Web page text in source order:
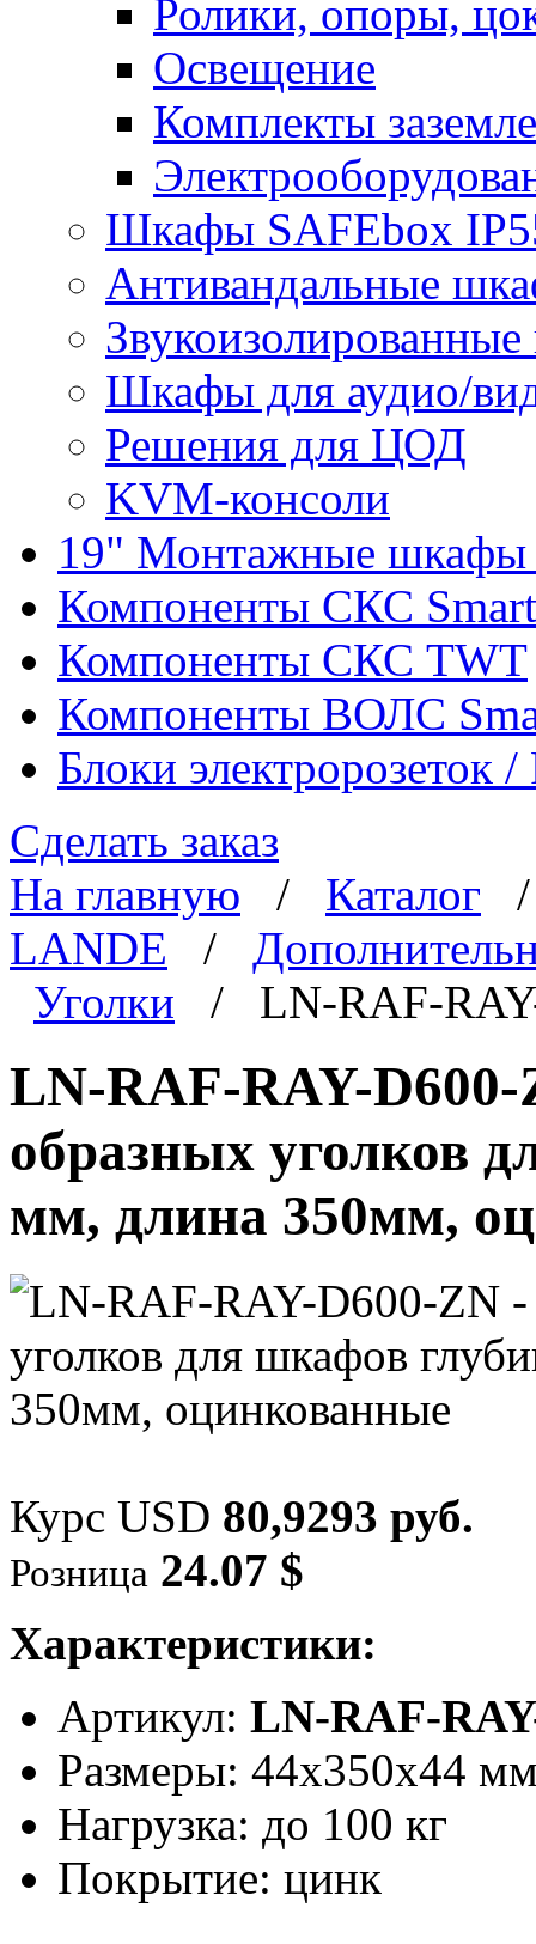
Ролики, опоры,
Освещение
Комплекты
Шкафы SAFEbox
Антивандальные
Шкафы для аудио/
Решения для ЦОД
KVM-консоли
19" Монтажные шкафы
Компоненты СКС
Компоненты СКС TWT
Компоненты ВОЛС
Блоки электророзеток
Сделать заказ
На главную / Каталог
LANDE /
Уголки / LN-RAF-
LN-RAF-RAY-
образных уголков
мм, длина 350мм,
Курс USD 80,9293 руб.
Розница 24.07 $
Характеристики:
Артикул: LN-RAF-
Размеры: 44x350x44
Нагрузка: до 100 кг
Покрытие: цинк